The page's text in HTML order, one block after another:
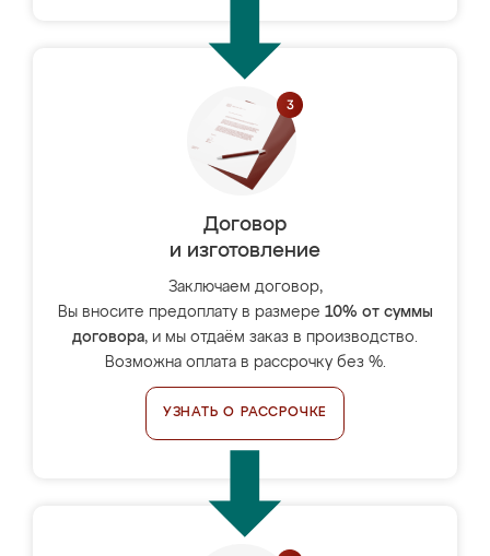
Договор
и изготовление
Заключаем договор,
Вы вносите предоплату в размере 10% от суммы
договора, и мы отдаём заказ в производство.
Возможна оплата в рассрочку без %.
УЗНАТЬ О РАССРОЧКЕ